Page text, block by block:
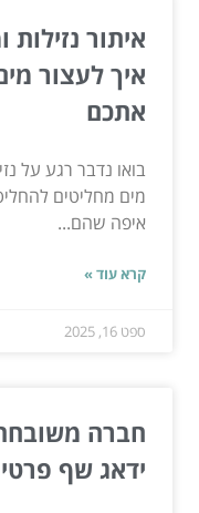
איתור
איך לעצור
אתכם
בואו נדבר רגע על
מים מחליטים
איפה שהם...
קרא עוד »
ספט 16, 2025
חברה
ידאג שף